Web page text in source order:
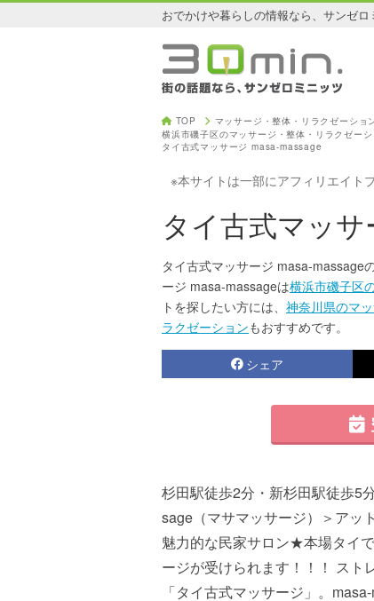
おでかけや暮らしの情報なら、サンゼロ
TOP マッサージ・整体・リラクゼーショ
横浜市磯子区のマッサージ・整体・リラクゼーシ
タイ古式マッサージ masa-massage
※本サイトは一部にアフィリエイト
タイ古式マッ
タイ古式マッサージ masa-massage
ージ masa-massageは横浜市磯子区
トを探したい方には、 神奈川県のマ
ラクゼーションもおすすめです。
シェア
杉田駅徒歩2分・新杉田駅徒歩5
sage（マサマッサージ）＞アッ
魅力的な民家サロン★本場タイ
ージが受けられます！！！ スト
「タイ古式マッサージ」。